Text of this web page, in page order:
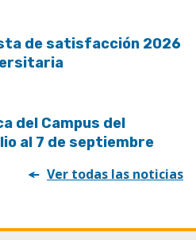
de satisfacción 2026
del Campus del
al 7 de septiembre
Ver todas las noticias